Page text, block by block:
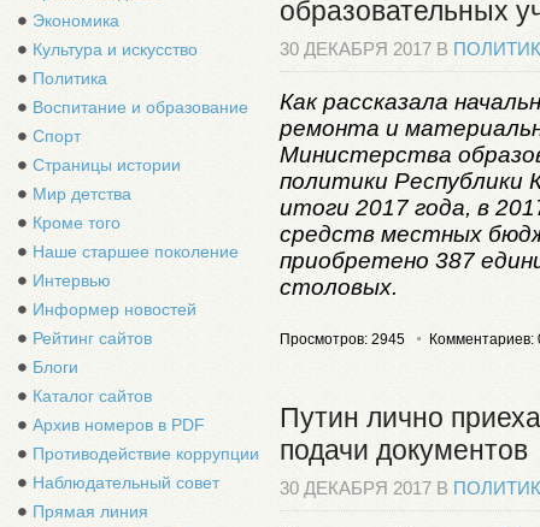
Экономика
Культура и искусство
Политика
Воспитание и образование
Спорт
Страницы истории
Мир детства
Кроме того
Наше старшее поколение
Интервью
Информер новостей
Рейтинг сайтов
Блоги
Каталог сайтов
Архив номеров в PDF
Противодействие коррупции
Наблюдательный совет
Прямая линия
образовательных
30 ДЕКАБРЯ 2017 В
Как рассказала
ремонта и
Министерства
политики Республики
итоги 2017 года, в
средств местных
приобретено 387
столовых.
Просмотров: 2945 Комментариев:
Путин лично
подачи документов
30 ДЕКАБРЯ 2017 В